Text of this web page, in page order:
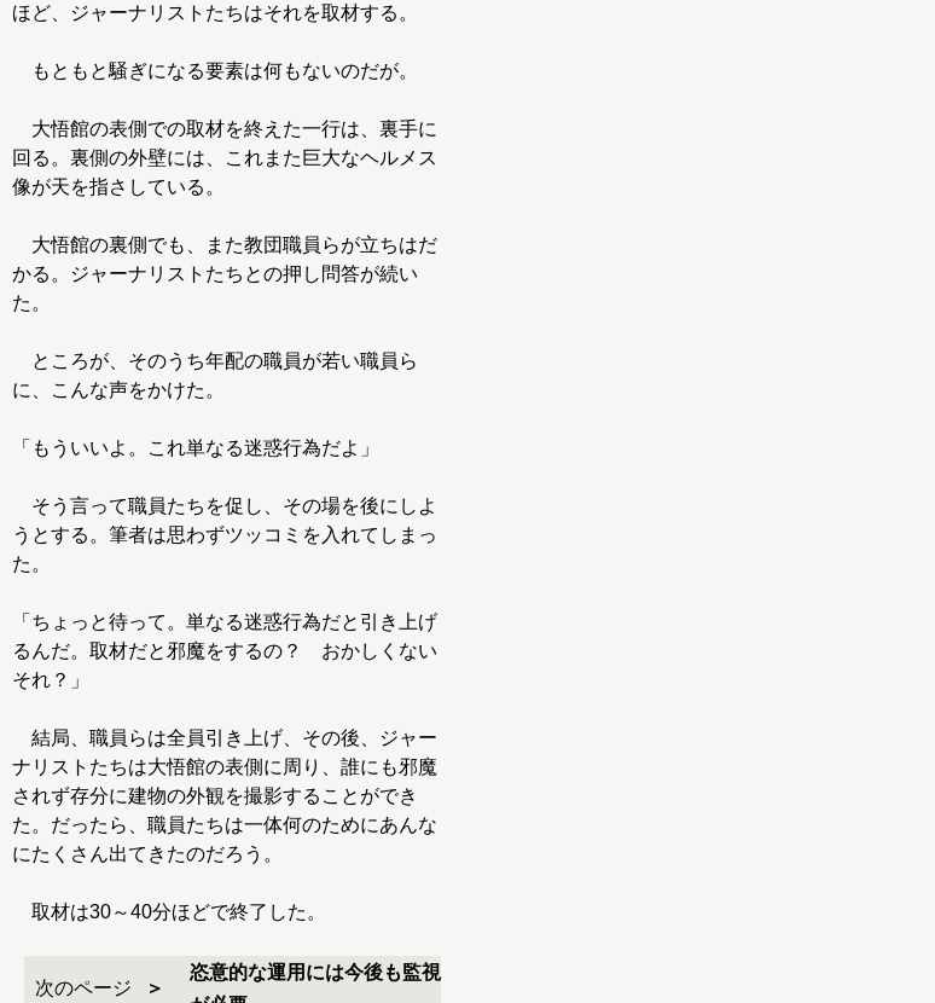
ほど、ジャーナリストたちはそれを取材する。
もともと騒ぎになる要素は何もないのだが。
大悟館の表側での取材を終えた一行は、裏手に
回る。裏側の外壁には、これまた巨大なヘルメス
像が天を指さしている。
大悟館の裏側でも、また教団職員らが立ちはだ
かる。ジャーナリストたちとの押し問答が続い
た。
ところが、そのうち年配の職員が若い職員ら
に、こんな声をかけた。
「もういいよ。これ単なる迷惑行為だよ」
そう言って職員たちを促し、その場を後にしよ
うとする。筆者は思わずツッコミを入れてしまっ
た。
「ちょっと待って。単なる迷惑行為だと引き上げ
るんだ。取材だと邪魔をするの？ おかしくない
それ？」
結局、職員らは全員引き上げ、その後、ジャー
ナリストたちは大悟館の表側に周り、誰にも邪魔
されず存分に建物の外観を撮影することができ
た。だったら、職員たちは一体何のためにあんな
にたくさん出てきたのだろう。
取材は30～40分ほどで終了した。
次のページ
恣意的な運用には今後も監視